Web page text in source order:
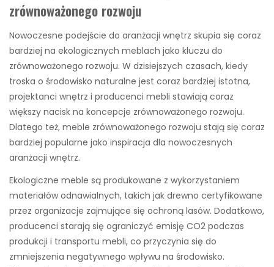
zrównoważonego rozwoju
Nowoczesne podejście do aranżacji wnętrz skupia się coraz
bardziej na ekologicznych meblach jako kluczu do
zrównoważonego rozwoju. W dzisiejszych czasach, kiedy
troska o środowisko naturalne jest coraz bardziej istotna,
projektanci wnętrz i producenci mebli stawiają coraz
większy nacisk na koncepcje zrównoważonego rozwoju.
Dlatego też, meble zrównoważonego rozwoju stają się coraz
bardziej popularne jako inspiracja dla nowoczesnych
aranżacji wnętrz.
Ekologiczne meble są produkowane z wykorzystaniem
materiałów odnawialnych, takich jak drewno certyfikowane
przez organizacje zajmujące się ochroną lasów. Dodatkowo,
producenci starają się ograniczyć emisję CO2 podczas
produkcji i transportu mebli, co przyczynia się do
zmniejszenia negatywnego wpływu na środowisko.